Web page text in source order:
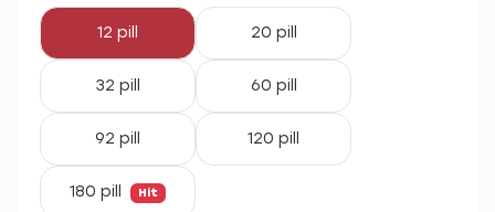
12 pill 20 pill
32 pill 60 pill
92 pill 120 pill
180 pill Hit